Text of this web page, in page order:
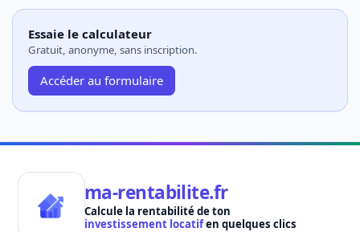
Essaie le calculateur
Gratuit, anonyme, sans inscription.
Accéder au formulaire
ma-rentabilite.fr
Calcule la rentabilité de ton
investissement locatifen quelques clics